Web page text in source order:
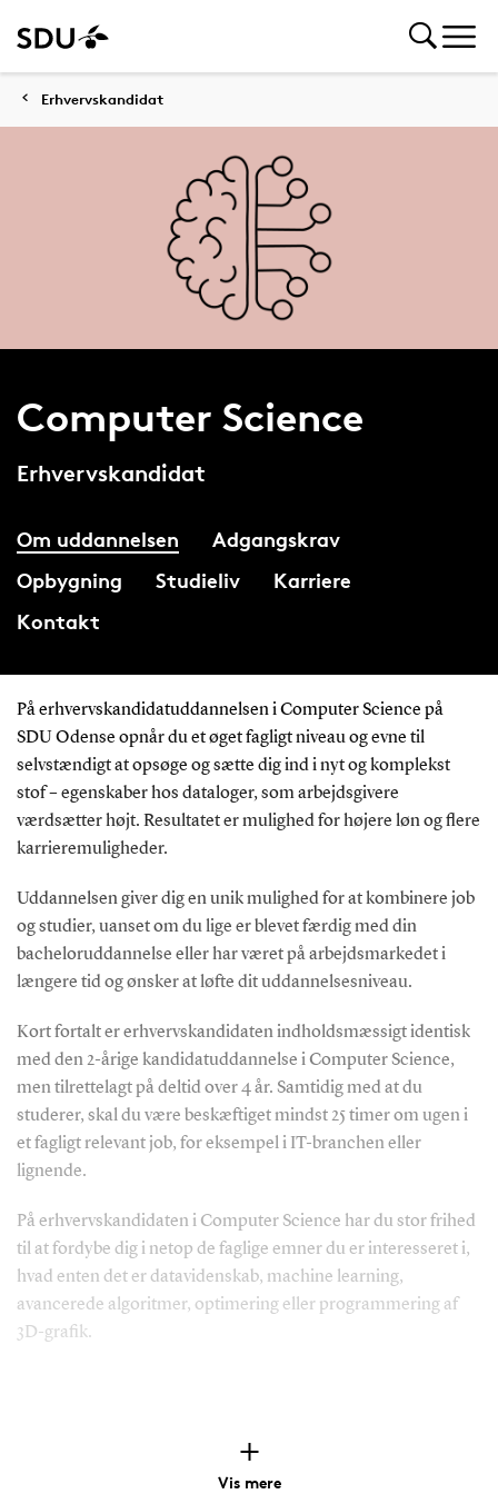
Erhvervskandidat
Computer Science
Erhvervskandidat
Om uddannelsen
Adgangskrav
Opbygning
Studieliv
Karriere
Kontakt
Vis mere
På erhvervskandidatuddannelsen i Computer Science på
SDU Odense opnår du et øget fagligt niveau og evne til
selvstændigt at opsøge og sætte dig ind i nyt og komplekst
stof – egenskaber hos dataloger, som arbejdsgivere
værdsætter højt. Resultatet er mulighed for højere løn og flere
karrieremuligheder.
Uddannelsen giver dig en unik mulighed for at kombinere job
og studier, uanset om du lige er blevet færdig med din
bacheloruddannelse eller har været på arbejdsmarkedet i
længere tid og ønsker at løfte dit uddannelsesniveau.
Kort fortalt er erhvervskandidaten indholdsmæssigt identisk
med den 2-årige kandidatuddannelse i Computer Science,
men tilrettelagt på deltid over 4 år. Samtidig med at du
studerer, skal du være beskæftiget mindst 25 timer om ugen i
et fagligt relevant job, for eksempel i IT-branchen eller
lignende.
På erhvervskandidaten i Computer Science har du stor frihed
til at fordybe dig i netop de faglige emner du er interesseret i,
hvad enten det er datavidenskab, machine learning,
avancerede algoritmer, optimering eller programmering af
3D-grafik.
Derfor skal du læse
erhvervskandidat i